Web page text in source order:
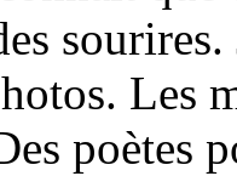
Les
poètes